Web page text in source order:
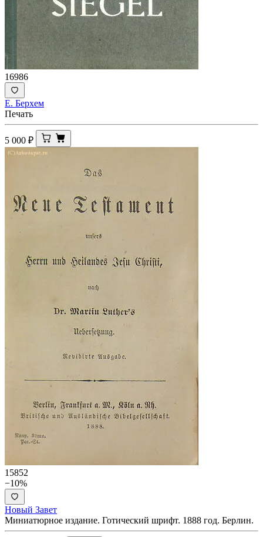
16986
Е. Берхем
Печать
5 000 ₽
15852
−10%
Новый Завет
Миниатюрное издание. Готический шрифт. 1888 год. Берлин.